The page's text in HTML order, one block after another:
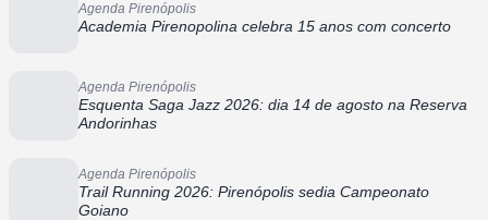
Agenda Pirenópolis
Academia Pirenopolina celebra 15 anos com concerto
Agenda Pirenópolis
Esquenta Saga Jazz 2026: dia 14 de agosto na Reserva
Andorinhas
Agenda Pirenópolis
Trail Running 2026: Pirenópolis sedia Campeonato
Goiano